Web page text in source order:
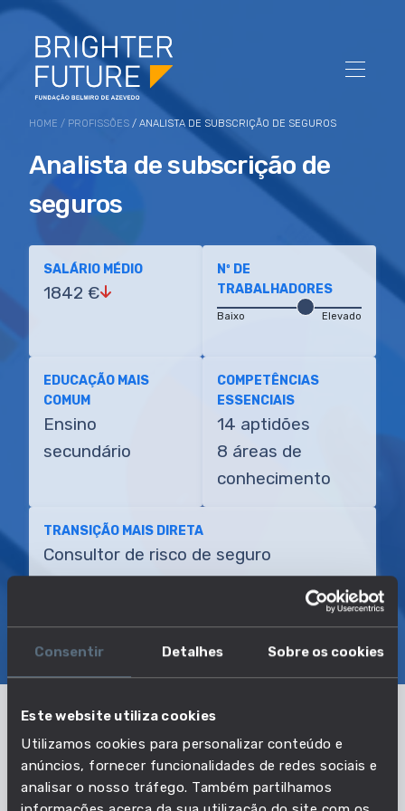
Consentir Detalhes Sobre os cookies
Este website utiliza cookies
Utilizamos cookies para personalizar conteúdo e
anúncios, fornecer funcionalidades de redes sociais e
analisar o nosso tráfego. Também partilhamos
HOME / PROFISSÕES / ANALISTA DE SUBSCRIÇÃO DE SEGUROS
Analista de subscrição de
seguros
SALÁRIO MÉDIO
1842 €
Nº DE
TRABALHADORES
Baixo Elevado
EDUCAÇÃO MAIS
COMUM
Ensino
secundário
COMPETÊNCIAS
ESSENCIAIS
14 aptidões
8 áreas de
conhecimento
TRANSIÇÃO MAIS DIRETA
Consultor de risco de seguro
SOBREEMPREGO E SALÁRIO
EDUCAÇÃO E COMPETÊNCIAS
TRANSIÇÕES
Pertencente à profissão:
Agentes de seguros